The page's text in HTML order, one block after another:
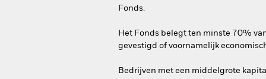
Fonds.
Het Fonds belegt ten minste 70%
gevestigd of voornamelijk
Bedrijven met een middelgrote